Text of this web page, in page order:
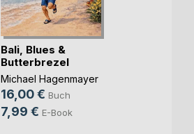
Bali, Blues &
Butterbrezel
Michael Hagenmayer
16,00 € Buch
7,99 € E-Book